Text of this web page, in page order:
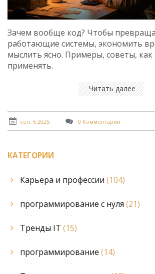
Зачем вообще код? Чтобы
работающие системы, экономить
мыслить ясно. Примеры, советы, как
применять.
Читать далее
сен, 6 2025 0 Комментарии
КАТЕГОРИИ
Карьера и профессии (104)
программирование с нуля (21)
Тренды IT (15)
программирование (14)